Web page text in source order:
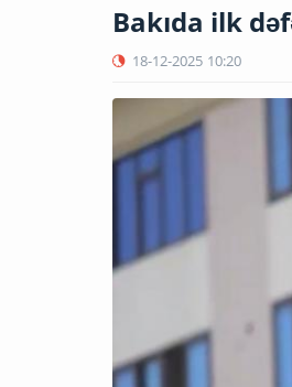
Bakıda ilk
18-12-2025 10:20